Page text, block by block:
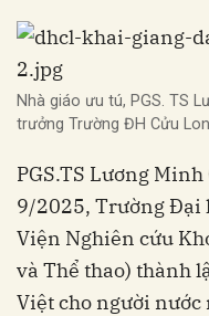
Nhà giáo ưu tú, PGS. TS
trưởng Trường ĐH Cửu
PGS.TS Lương
9/2025, Trường Đại
Viện Nghiên cứu
và Thể thao) thành
Việt cho người